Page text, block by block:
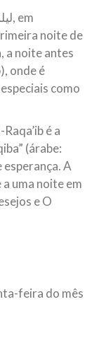
Hussein
Diante da
Imam dos
Ali Ibn Abi Táleb
o ex-
da
o ex-ministro das
noite de
a noite antes
onde é
como
é a
(árabe:
uma noite em
e O
feira do mês